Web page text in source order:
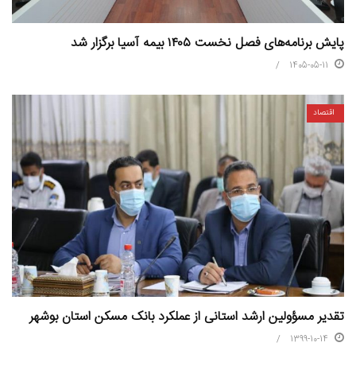
پایش برنامه‌های فصل نخست ۱۴۰۵ بیمه آسیا برگزار شد
1405-05-11
اقتصاد
تقدیر مسؤولین ارشد استانی از عملکرد بانک مسکن استان بوشهر
1399-10-14